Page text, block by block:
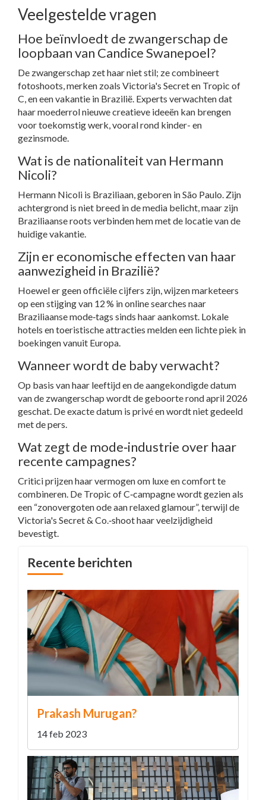
Veelgestelde vragen
Hoe beïnvloedt de zwangerschap de
loopbaan van Candice Swanepoel?
De zwangerschap zet haar niet stil; ze combineert
fotoshoots, merken zoals Victoria's Secret en Tropic of
C, en een vakantie in Brazilië. Experts verwachten dat
haar moederrol nieuwe creatieve ideeën kan brengen
voor toekomstig werk, vooral rond kinder- en
gezinsmode.
Wat is de nationaliteit van Hermann
Nicoli?
Hermann Nicoli is Braziliaan, geboren in São Paulo. Zijn
achtergrond is niet breed in de media belicht, maar zijn
Braziliaanse roots verbinden hem met de locatie van de
huidige vakantie.
Zijn er economische effecten van haar
aanwezigheid in Brazilië?
Hoewel er geen officiële cijfers zijn, wijzen marketeers
op een stijging van 12 % in online searches naar
Braziliaanse mode‑tags sinds haar aankomst. Lokale
hotels en toeristische attracties melden een lichte piek in
boekingen vanuit Europa.
Wanneer wordt de baby verwacht?
Op basis van haar leeftijd en de aangekondigde datum
van de zwangerschap wordt de geboorte rond april 2026
geschat. De exacte datum is privé en wordt niet gedeeld
met de pers.
Wat zegt de mode‑industrie over haar
recente campagnes?
Critici prijzen haar vermogen om luxe en comfort te
combineren. De Tropic of C‑campagne wordt gezien als
een “zonovergoten ode aan relaxed glamour”, terwijl de
Victoria's Secret & Co.‑shoot haar veelzijdigheid
bevestigt.
Recente berichten
Prakash Murugan?
14 feb 2023